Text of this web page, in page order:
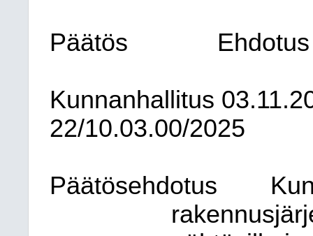
Päätös
Kunnanhallitus
22/10.03.00/2025
Päätösehdotus